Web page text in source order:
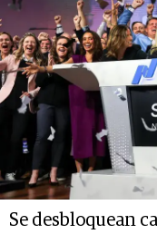
Se desbloquean